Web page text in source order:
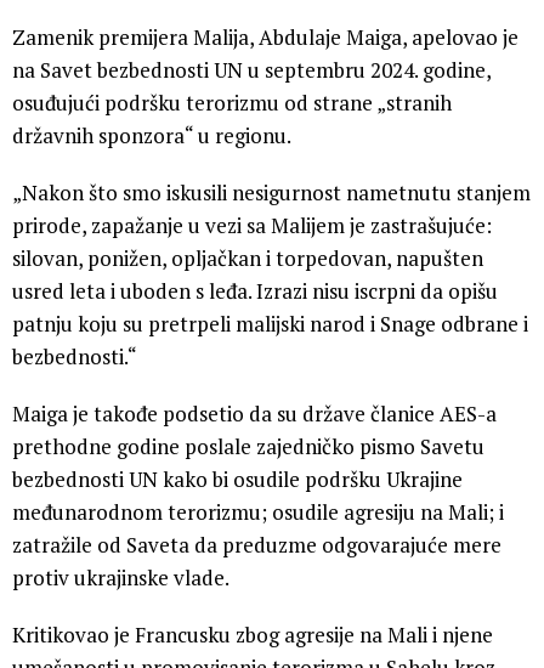
Zamenik premijera Malija, Abdulaje Maiga, apelovao je
na Savet bezbednosti UN u septembru 2024. godine,
osuđujući podršku terorizmu od strane „stranih
državnih sponzora“ u regionu.
„Nakon što smo iskusili nesigurnost nametnutu stanjem
prirode, zapažanje u vezi sa Malijem je zastrašujuće:
silovan, ponižen, opljačkan i torpedovan, napušten
usred leta i uboden s leđa. Izrazi nisu iscrpni da opišu
patnju koju su pretrpeli malijski narod i Snage odbrane i
bezbednosti.“
Maiga je takođe podsetio da su države članice AES-a
prethodne godine poslale zajedničko pismo Savetu
bezbednosti UN kako bi osudile podršku Ukrajine
međunarodnom terorizmu; osudile agresiju na Mali; i
zatražile od Saveta da preduzme odgovarajuće mere
protiv ukrajinske vlade.
Kritikovao je Francusku zbog agresije na Mali i njene